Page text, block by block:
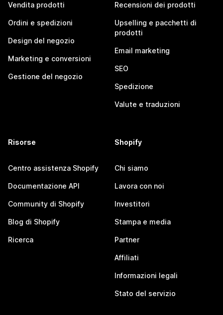
Vendita prodotti
Ordini e spedizioni
Design del negozio
Marketing e conversioni
Gestione del negozio
Recensioni dei prodotti
Upselling e pacchetti di
prodotti
Email marketing
SEO
Spedizione
Valute e traduzioni
Risorse
Centro assistenza Shopify
Documentazione API
Community di Shopify
Blog di Shopify
Ricerca
Shopify
Chi siamo
Lavora con noi
Investitori
Stampa e media
Partner
Affiliati
Informazioni legali
Stato del servizio